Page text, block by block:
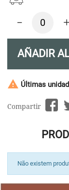
-
AÑADIR
 Últimas
Compartir
Não existem